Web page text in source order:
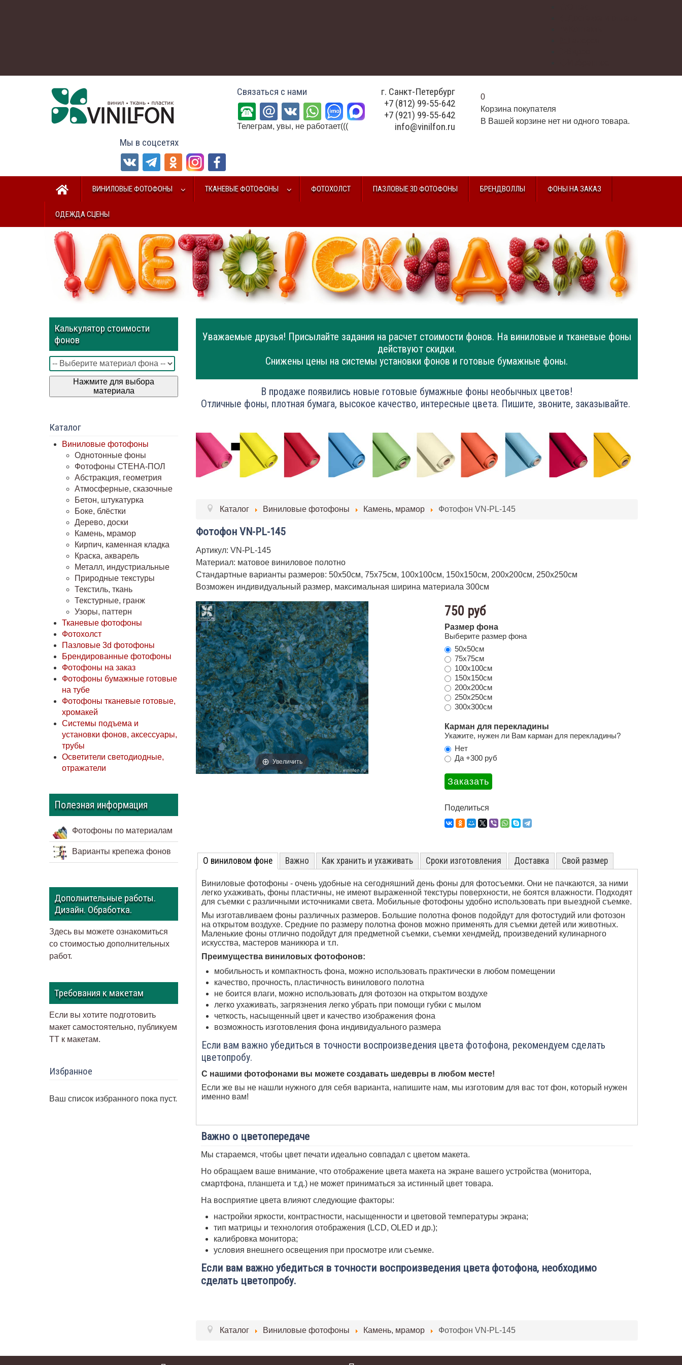
0
Корзина покупателя
В Вашей корзине нет ни одного товара.
г. Санкт-Петербург
+7 (812) 99-55-642
+7 (921) 99-55-642
info@vinilfon.ru
Связаться с нами
Телеграм, увы, не работает(((
Мы в соцсетях
ВИНИЛОВЫЕ ФОТОФОНЫ ТКАНЕВЫЕ ФОТОФОНЫ ФОТОХОЛСТ ПАЗЛОВЫЕ 3D ФОТОФОНЫ БРЕНДВОЛЛЫ ФОНЫ НА ЗАКАЗ
ОДЕЖДА СЦЕНЫ
Калькулятор стоимости
фонов
Нажмите для выбора
материала
Каталог
Виниловые фотофоны
Однотонные фоны
Фотофоны СТЕНА-ПОЛ
Абстракция, геометрия
Атмосферные, сказочные
Бетон, штукатурка
Боке, блёстки
Дерево, доски
Камень, мрамор
Кирпич, каменная кладка
Краска, акварель
Металл, индустриальные
Природные текстуры
Текстиль, ткань
Текстурные, гранж
Узоры, паттерн
Тканевые фотофоны
Фотохолст
Пазловые 3d фотофоны
Брендированные фотофоны
Фотофоны на заказ
Фотофоны бумажные готовые
на тубе
Фотофоны тканевые готовые,
хромакей
Системы подъема и
установки фонов, аксессуары,
трубы
Осветители светодиодные,
отражатели
Полезная информация
Фотофоны по материалам
Варианты крепежа фонов
Дополнительные работы.
Дизайн. Обработка.
Здесь вы можете ознакомиться
со стоимостью дополнительных
работ.
Требования к макетам
Если вы хотите подготовить
макет самостоятельно, публикуем
ТТ к макетам.
Избранное
Ваш список избранного пока пуст.
Уважаемые друзья! Присылайте задания на расчет стоимости фонов. На виниловые и тканевые фоны
действуют скидки.
Снижены цены на системы установки фонов и готовые бумажные фоны.
В продаже появились новые готовые бумажные фоны необычных цветов!
Отличные фоны, плотная бумага, высокое качество, интересные цвета. Пишите, звоните, заказывайте.
Каталог Виниловые фотофоны Камень, мрамор Фотофон VN-PL-145
Фотофон VN-PL-145
Артикул: VN-PL-145
Материал: матовое виниловое полотно
Стандартные варианты размеров: 50х50см, 75х75см, 100х100см, 150х150см, 200х200см, 250х250см
Возможен индивидуальный размер, максимальная ширина материала 300см
Увеличить
750 руб
Размер фона
Выберите размер фона
50х50см
75х75см
100х100см
150х150см
200х200см
250х250см
300х300см
Карман для перекладины
Укажите, нужен ли Вам карман для перекладины?
Нет
Да +300 руб
Поделиться
О виниловом фоне Важно Как хранить и ухаживать Сроки изготовления Доставка Свой размер
Виниловые фотофоны - очень удобные на сегодняшний день фоны для фотосъемки. Они не пачкаются, за ними
легко ухаживать, фоны пластичны, не имеют выраженной текстуры поверхности, не боятся влажности. Подходят
для съемки с различными источниками света. Мобильные фотофоны удобно использовать при выездной съемке.
Мы изготавливаем фоны различных размеров. Большие полотна фонов подойдут для фотостудий или фотозон
на открытом воздухе. Средние по размеру полотна фонов можно применять для съемки детей или животных.
Маленькие фоны отлично подойдут для предметной съемки, съемки хендмейд, произведений кулинарного
искусства, мастеров маникюра и т.п.
Преимущества виниловых фотофонов:
мобильность и компактность фона, можно использовать практически в любом помещении
качество, прочность, пластичность винилового полотна
не боится влаги, можно использовать для фотозон на открытом воздухе
легко ухаживать, загрязнения легко убрать при помощи губки с мылом
четкость, насыщенный цвет и качество изображения фона
возможность изготовления фона индивидуального размера
Если вам важно убедиться в точности воспроизведения цвета фотофона, рекомендуем сделать
цветопробу.
С нашими фотофонами вы можете создавать шедевры в любом месте!
Если же вы не нашли нужного для себя варианта, напишите нам, мы изготовим для вас тот фон, который нужен
именно вам!
Важно о цветопередаче
Мы стараемся, чтобы цвет печати идеально совпадал с цветом макета.
Но обращаем ваше внимание, что отображение цвета макета на экране вашего устройства (монитора,
смартфона, планшета и т. д.) не может приниматься за истинный цвет товара.
На восприятие цвета влияют следующие факторы:
настройки яркости, контрастности, насыщенности и цветовой температуры экрана;
тип матрицы и технология отображения (LCD, OLED и др.);
калибровка монитора;
условия внешнего освещения при просмотре или съемке.
Если вам важно убедиться в точности воспроизведения цвета фотофона, необходимо
сделать цветопробу.
Каталог Виниловые фотофоны Камень, мрамор Фотофон VN-PL-145